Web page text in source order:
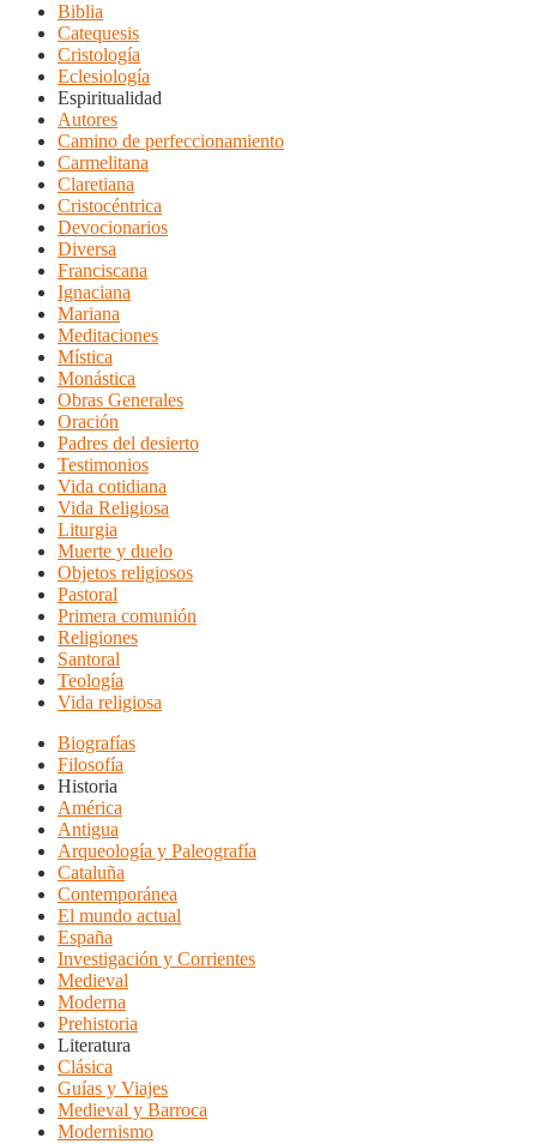
Biblia
Catequesis
Cristología
Eclesiología
Espiritualidad
Autores
Camino de perfeccionamiento
Carmelitana
Claretiana
Cristocéntrica
Devocionarios
Diversa
Franciscana
Ignaciana
Mariana
Meditaciones
Mística
Monástica
Obras Generales
Oración
Padres del desierto
Testimonios
Vida cotidiana
Vida Religiosa
Liturgia
Muerte y duelo
Objetos religiosos
Pastoral
Primera comunión
Religiones
Santoral
Teología
Vida religiosa
Biografías
Filosofía
Historia
América
Antigua
Arqueología y Paleografía
Cataluña
Contemporánea
El mundo actual
España
Investigación y Corrientes
Medieval
Moderna
Prehistoria
Literatura
Clásica
Guías y Viajes
Medieval y Barroca
Modernismo